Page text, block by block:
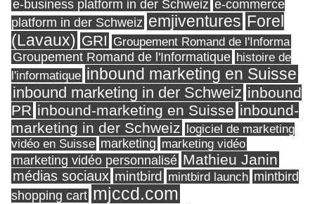
e-business platform in der Schweiz e-commerce
platform in der Schweiz emjiventures Forel
(Lavaux) GRI Groupement Romand de l'Informa
Groupement Romand de l'Informatique histoire de
l'informatique inbound marketing en Suisse
inbound marketing in der Schweiz inbound
PR inbound-marketing en Suisse inbound-
marketing in der Schweiz logiciel de marketing
vidéo en Suisse marketing marketing vidéo
marketing vidéo personnalisé Mathieu Janin
médias sociaux mintbird mintbird launch mintbird
shopping cart mjccd.com